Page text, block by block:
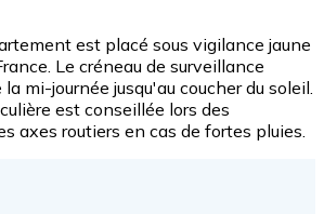
est placé sous vigilance jaune
Le créneau de surveillance
mi-journée jusqu'au coucher du soleil.
est conseillée lors des
axes routiers en cas de fortes pluies.